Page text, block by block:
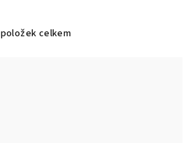
O
položek celkem